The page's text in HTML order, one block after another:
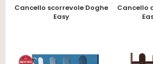
Cancello scorrevole Doghe
Easy
Cancello